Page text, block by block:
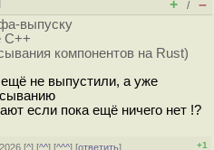
+ / –
выпуску
С++
компонентов на Rust)
не выпустили, а уже
если пока ещё ничего нет !?
[^] [^^] [^^^] [ответить]
+1